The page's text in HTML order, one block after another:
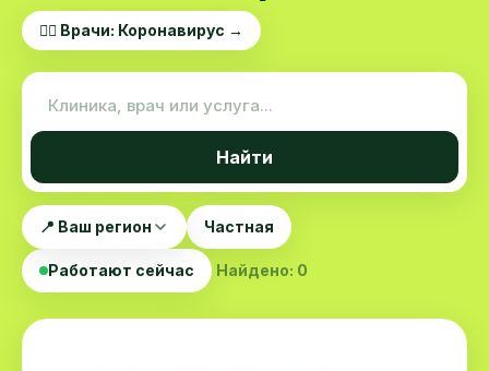
👨‍⚕️ Врачи: Коронавирус →
Найти
📍 Ваш регион Частная
Работают сейчас Найдено: 0